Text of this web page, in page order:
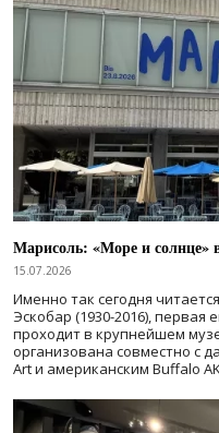
Марисоль: «Море и солнце»
15.07.2026
Именно так сегодня
Эскобар (1930-2016), первая
проходит в крупнейшем
организована совместно с
Art и американским Buffalo